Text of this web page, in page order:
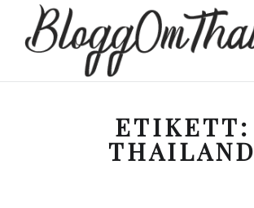
ETIKETT:
THAILAND